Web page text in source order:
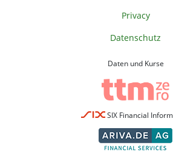
Privacy
Datenschutz
Daten und Kurse
SIX Financial